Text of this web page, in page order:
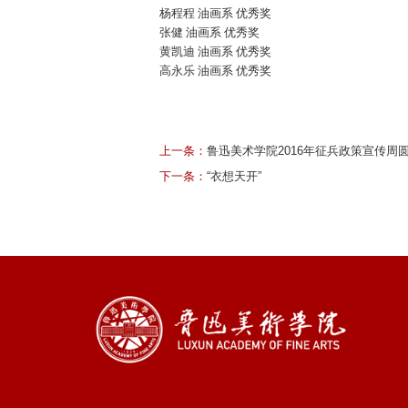
杨程程 油画系 优秀奖
张健 油画系 优秀奖
黄凯迪 油画系 优秀奖
高永乐 油画系 优秀奖
上一条： 鲁迅美术学院2016年征兵政策宣传周
下一条： “衣想天开”